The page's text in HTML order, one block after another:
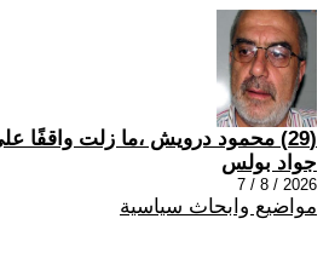
(29) محمود درويش ،ما زلت واقفًا على الريح بيننا
جواد بولس
2026 / 8 / 7
مواضيع وابحاث سياسية